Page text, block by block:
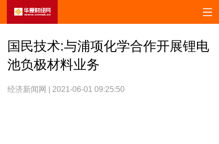
国民技术:与浦项化学合作开展锂电
池负极材料业务
经济新闻网 | 2021-06-01 09:25:50